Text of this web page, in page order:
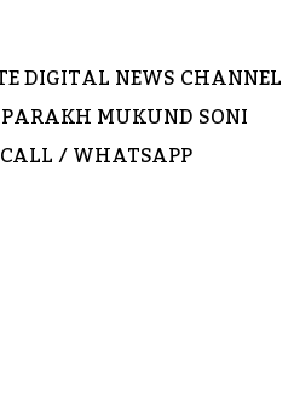
DIGITAL NEWS CHANNEL
PARAKH MUKUND SONI
/ WHATSAPP